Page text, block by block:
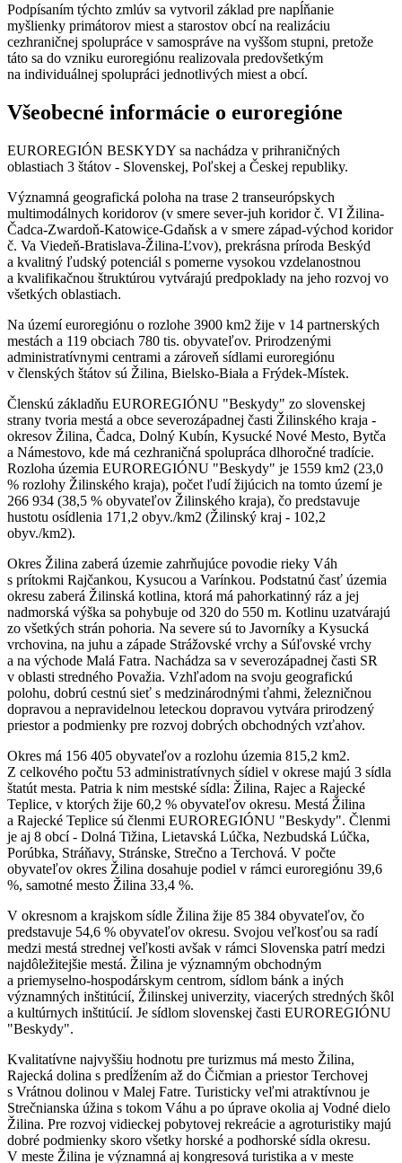
Podpísaním týchto zmlúv sa vytvoril základ pre napĺňanie
myšlienky primátorov miest a starostov obcí na realizáciu
cezhraničnej spolupráce v samospráve na vyššom stupni, pretože
táto sa do vzniku euroregiónu realizovala predovšetkým
na individuálnej spolupráci jednotlivých miest a obcí.
Všeobecné informácie o euroregióne
EUROREGIÓN BESKYDY sa nachádza v prihraničných
oblastiach 3 štátov - Slovenskej, Poľskej a Českej republiky.
Významná geografická poloha na trase 2 transeurópskych
multimodálnych koridorov (v smere sever-juh koridor č. VI Žilina-
Čadca-Zwardoň-Katowice-Gdaňsk a v smere západ-východ koridor
č. Va Viedeň-Bratislava-Žilina-Ľvov), prekrásna príroda Beskýd
a kvalitný ľudský potenciál s pomerne vysokou vzdelanostnou
a kvalifikačnou štruktúrou vytvárajú predpoklady na jeho rozvoj vo
všetkých oblastiach.
Na území euroregiónu o rozlohe 3900 km2 žije v 14 partnerských
mestách a 119 obciach 780 tis. obyvateľov. Prirodzenými
administratívnymi centrami a zároveň sídlami euroregiónu
v členských štátov sú Žilina, Bielsko-Biała a Frýdek-Místek.
Členskú základňu EUROREGIÓNU "Beskydy" zo slovenskej
strany tvoria mestá a obce severozápadnej časti Žilinského kraja -
okresov Žilina, Čadca, Dolný Kubín, Kysucké Nové Mesto, Bytča
a Námestovo, kde má cezhraničná spolupráca dlhoročné tradície.
Rozloha územia EUROREGIÓNU "Beskydy" je 1559 km2 (23,0
% rozlohy Žilinského kraja), počet ľudí žijúcich na tomto území je
266 934 (38,5 % obyvateľov Žilinského kraja), čo predstavuje
hustotu osídlenia 171,2 obyv./km2 (Žilinský kraj - 102,2
obyv./km2).
Okres Žilina zaberá územie zahrňujúce povodie rieky Váh
s prítokmi Rajčankou, Kysucou a Varínkou. Podstatnú časť územia
okresu zaberá Žilinská kotlina, ktorá má pahorkatinný ráz a jej
nadmorská výška sa pohybuje od 320 do 550 m. Kotlinu uzatvárajú
zo všetkých strán pohoria. Na severe sú to Javorníky a Kysucká
vrchovina, na juhu a západe Strážovské vrchy a Súľovské vrchy
a na východe Malá Fatra. Nachádza sa v severozápadnej časti SR
v oblasti stredného Považia. Vzhľadom na svoju geografickú
polohu, dobrú cestnú sieť s medzinárodnými ťahmi, železničnou
dopravou a nepravidelnou leteckou dopravou vytvára prirodzený
priestor a podmienky pre rozvoj dobrých obchodných vzťahov.
Okres má 156 405 obyvateľov a rozlohu územia 815,2 km2.
Z celkového počtu 53 administratívnych sídiel v okrese majú 3 sídla
štatút mesta. Patria k nim mestské sídla: Žilina, Rajec a Rajecké
Teplice, v ktorých žije 60,2 % obyvateľov okresu. Mestá Žilina
a Rajecké Teplice sú členmi EUROREGIÓNU "Beskydy". Členmi
je aj 8 obcí - Dolná Tižina, Lietavská Lúčka, Nezbudská Lúčka,
Porúbka, Stráňavy, Stránske, Strečno a Terchová. V počte
obyvateľov okres Žilina dosahuje podiel v rámci euroregiónu 39,6
%, samotné mesto Žilina 33,4 %.
V okresnom a krajskom sídle Žilina žije 85 384 obyvateľov, čo
predstavuje 54,6 % obyvateľov okresu. Svojou veľkosťou sa radí
medzi mestá strednej veľkosti avšak v rámci Slovenska patrí medzi
najdôležitejšie mestá. Žilina je významným obchodným
a priemyselno-hospodárskym centrom, sídlom bánk a iných
významných inštitúcií, Žilinskej univerzity, viacerých stredných škôl
a kultúrnych inštitúcií. Je sídlom slovenskej časti EUROREGIÓNU
"Beskydy".
Kvalitatívne najvyššiu hodnotu pre turizmus má mesto Žilina,
Rajecká dolina s predĺžením až do Čičmian a priestor Terchovej
s Vrátnou dolinou v Malej Fatre. Turisticky veľmi atraktívnou je
Strečnianska úžina s tokom Váhu a po úprave okolia aj Vodné dielo
Žilina. Pre rozvoj vidieckej pobytovej rekreácie a agroturistiky majú
dobré podmienky skoro všetky horské a podhorské sídla okresu.
V meste Žilina je významná aj kongresová turistika a v meste